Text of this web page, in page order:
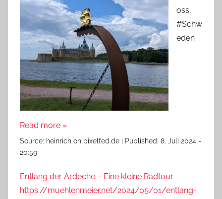
oss,
#Schw
eden
Read more »
Source: heinrich on pixelfed.de Published: 8. Juli 2024 -
20:59
Entlang der Ardeche – Eine kleine Radtour
https://muehlenmeier.net/2024/05/01/entlang-